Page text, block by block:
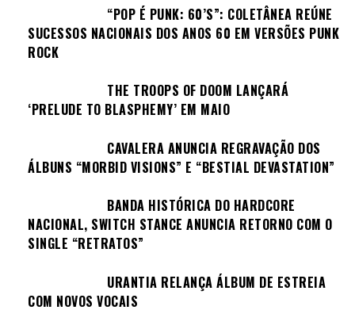
“POP É PUNK: 60’S”: COLETÂNEA REÚNE
SUCESSOS NACIONAIS DOS ANOS 60 EM VERSÕES PUNK
ROCK
THE TROOPS OF DOOM LANÇARÁ
‘PRELUDE TO BLASPHEMY’ EM MAIO
CAVALERA ANUNCIA REGRAVAÇÃO DOS
ÁLBUNS “MORBID VISIONS” E “BESTIAL DEVASTATION”
BANDA HISTÓRICA DO HARDCORE
NACIONAL, SWITCH STANCE ANUNCIA RETORNO COM O
SINGLE “RETRATOS”
URANTIA RELANÇA ÁLBUM DE ESTREIA
COM NOVOS VOCAIS